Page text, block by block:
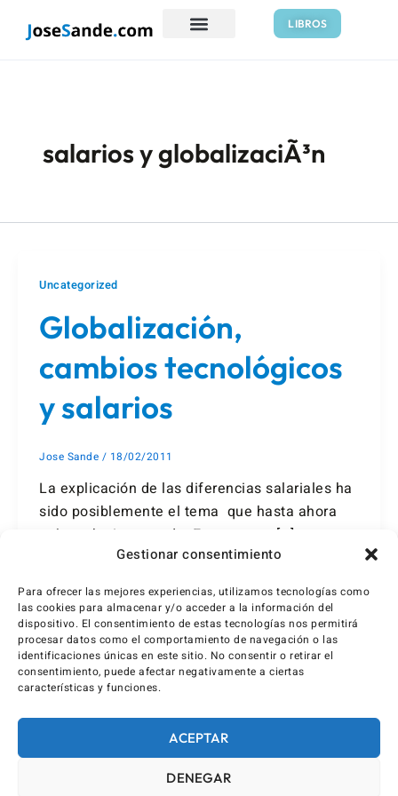
Gestionar consentimiento
Para ofrecer las mejores experiencias, utilizamos tecnologías como
las cookies para almacenar y/o acceder a la información del
dispositivo. El consentimiento de estas tecnologías nos permitirá
procesar datos como el comportamiento de navegación o las
identificaciones únicas en este sitio. No consentir o retirar el
consentimiento, puede afectar negativamente a ciertas
características y funciones.
ACEPTAR
DENEGAR
LIBROS
salarios y globalizaciÃ³n
Uncategorized
Globalización,
cambios tecnológicos
y salarios
Jose Sande / 18/02/2011
La explicación de las diferencias salariales ha
sido posiblemente el tema que hasta ahora
más os ha interesado. En concreto […]